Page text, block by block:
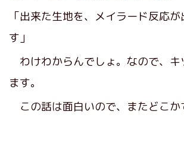
「出来た生地を、メイラード反応
す」
わけわからんでしょ。なので、キ
ます。
この話は面白いので、またどこ